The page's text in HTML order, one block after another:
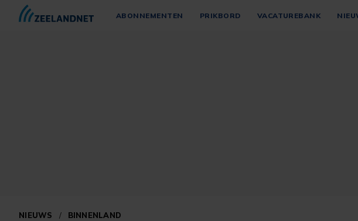
ABONNEMENTEN PRIKBORD VACATUREBANK
NIEUWS / BINNENLAND